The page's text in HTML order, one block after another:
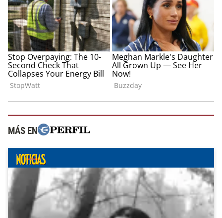
MÁS EN